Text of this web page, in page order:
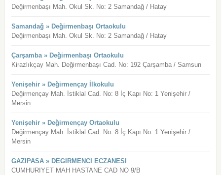
Değirmenbaşı Mah. Okul Sk. No: 2 Samandağ / Hatay
Samandağ » Değirmenbaşı Ortaokulu
Değirmenbaşı Mah. Okul Sk. No: 2 Samandağ / Hatay
Çarşamba » Değirmenbaşı Ortaokulu
Kirazlıkçay Mah. Değirmenbaşı Cad. No: 192 Çarşamba / Samsun
Yenişehir » Değirmençay İlkokulu
Değirmençay Mah. İstiklal Cad. No: 8 İç Kapı No: 1 Yenişehir /
Mersin
Yenişehir » Değirmençay Ortaokulu
Değirmençay Mah. İstiklal Cad. No: 8 İç Kapı No: 1 Yenişehir /
Mersin
GAZIPASA » DEGIRMENCI ECZANESI
CUMHURIYET MAH HASTANE CAD NO 9/B